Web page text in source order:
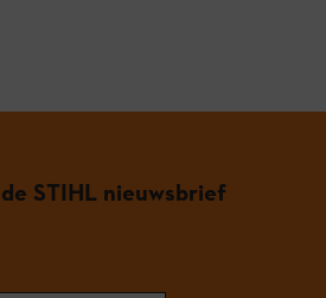
STIHL nieuwsbrief